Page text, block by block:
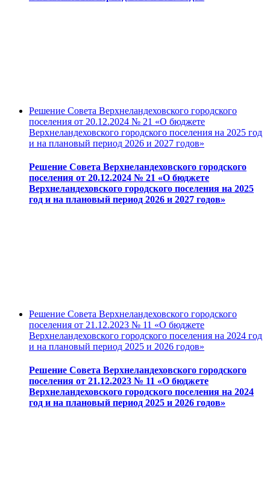
Решение Совета Верхнеландеховского городского
поселения от 20.12.2024 № 21 «О бюджете
Верхнеландеховского городского поселения на 2025 год
и на плановый период 2026 и 2027 годов»
Решение Совета Верхнеландеховского городского
поселения от 20.12.2024 № 21 «О бюджете
Верхнеландеховского городского поселения на 2025
год и на плановый период 2026 и 2027 годов»
Решение Совета Верхнеландеховского городского
поселения от 21.12.2023 № 11 «О бюджете
Верхнеландеховского городского поселения на 2024 год
и на плановый период 2025 и 2026 годов»
Решение Совета Верхнеландеховского городского
поселения от 21.12.2023 № 11 «О бюджете
Верхнеландеховского городского поселения на 2024
год и на плановый период 2025 и 2026 годов»